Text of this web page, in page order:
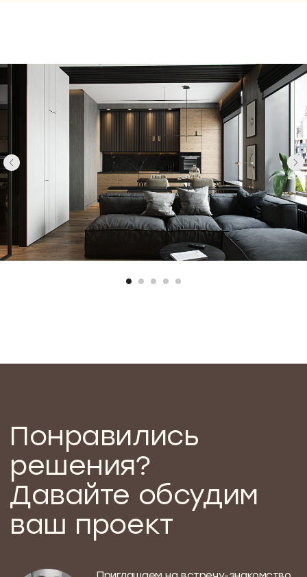
Приглашаем на встречу-знакомство
и генеральным директором
Обсудим вашу будущую квартиру
или дом, поговорим о видении
и приоритетах, сформируем
мудборды и поймем друг друга
и ваши цели
решения?
Давайте обсудим
ваш проект
ПРИЙТИ НА ВСТРЕЧУ-ЗНАКОМСТВО
ОДНОКОМНАТНАЯ КВАРТИРА
Наши проекты